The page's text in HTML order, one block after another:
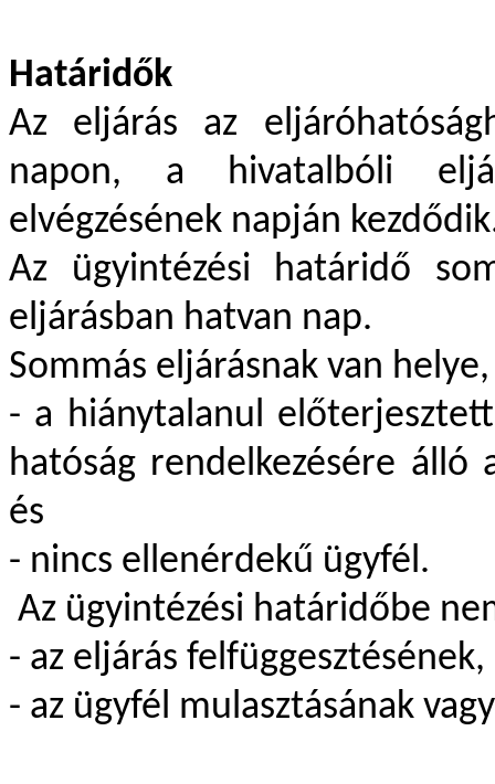
Határidők
Az eljárás az
napon, a hivatalbóli
elvégzésének napján
Az ügyintézési határidő
eljárásban hatvan nap.
Sommás eljárásnak van
- a hiánytalanul
hatóság rendelkezésére álló
és
- nincs ellenérdekű ügyfél.
Az ügyintézési határidőbe
- az eljárás
- az ügyfél mulasztásának